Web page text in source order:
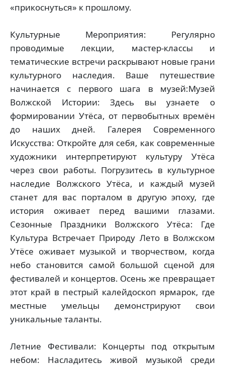
«прикоснуться» к прошлому.
Культурные Мероприятия: Регулярно
проводимые лекции, мастер-классы и
тематические встречи раскрывают новые грани
культурного наследия. Ваше путешествие
начинается с первого шага в музей:Музей
Волжской Истории: Здесь вы узнаете о
формировании Утёса, от первобытных времён
до наших дней. Галерея Современного
Искусства: Откройте для себя, как современные
художники интерпретируют культуру Утёса
через свои работы. Погрузитесь в культурное
наследие Волжского Утёса, и каждый музей
станет для вас порталом в другую эпоху, где
история оживает перед вашими глазами.
Сезонные Праздники Волжского Утёса: Где
Культура Встречает Природу Лето в Волжском
Утёсе оживает музыкой и творчеством, когда
небо становится самой большой сценой для
фестивалей и концертов. Осень же превращает
этот край в пестрый калейдоскоп ярмарок, где
местные умельцы демонстрируют свои
уникальные таланты.
Летние Фестивали: Концерты под открытым
небом: Насладитесь живой музыкой среди